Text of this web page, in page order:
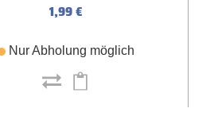
1,99 €
Nur Abholung möglich